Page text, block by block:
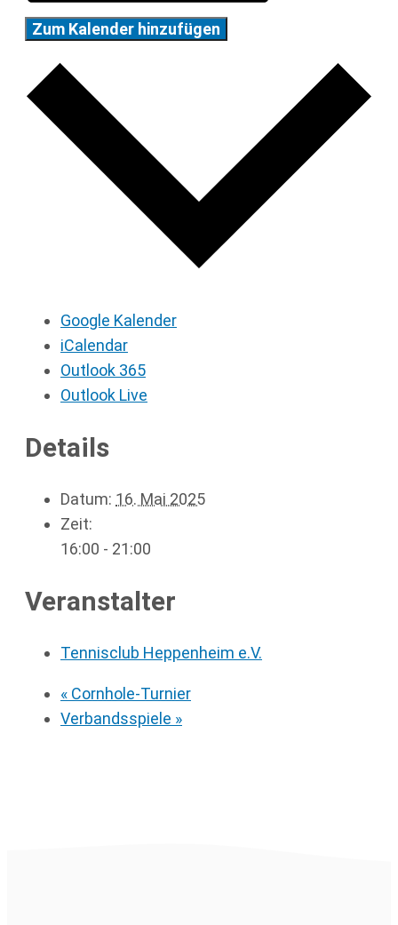
Zum Kalender hinzufügen
Google Kalender
iCalendar
Outlook 365
Outlook Live
Details
Datum: 16. Mai 2025
Zeit:
16:00 - 21:00
Veranstalter
Tennisclub Heppenheim e.V.
« Cornhole-Turnier
Verbandsspiele »